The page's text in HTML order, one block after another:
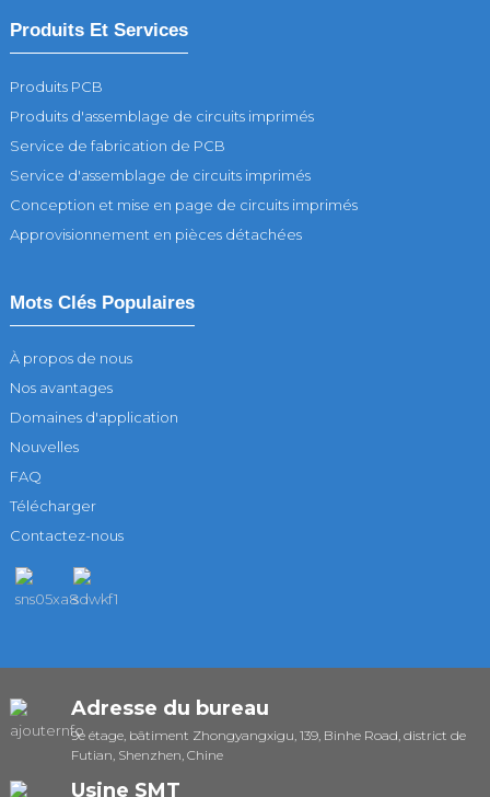
Produits Et Services
Produits PCB
Produits d'assemblage de circuits imprimés
Service de fabrication de PCB
Service d'assemblage de circuits imprimés
Conception et mise en page de circuits imprimés
Approvisionnement en pièces détachées
Mots Clés Populaires
À propos de nous
Nos avantages
Domaines d'application
Nouvelles
FAQ
Télécharger
Contactez-nous
Adresse du bureau
9e étage, bâtiment Zhongyangxigu, 139, Binhe Road, district de
Futian, Shenzhen, Chine
Usine SMT